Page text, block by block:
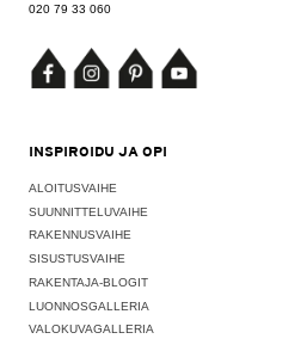
020 79 33 060
INSPIROIDU JA OPI
ALOITUSVAIHE
SUUNNITTELUVAIHE
RAKENNUSVAIHE
SISUSTUSVAIHE
RAKENTAJA-BLOGIT
LUONNOSGALLERIA
VALOKUVAGALLERIA